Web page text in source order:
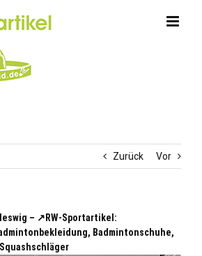
Zurück Vor
– ↗️RW-Sportartikel:
Badmintonschuhe,